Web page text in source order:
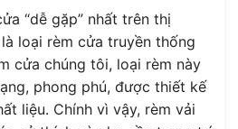
“dễ gặp” nhất trên thị
loại rèm cửa truyền thống
cửa chúng tôi, loại rèm này
phong phú, được thiết kế
liệu. Chính vì vậy, rèm vải